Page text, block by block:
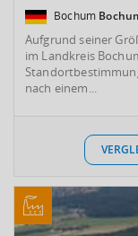
Bochum
Aufgrund seiner
im Landkreis
nach einem...